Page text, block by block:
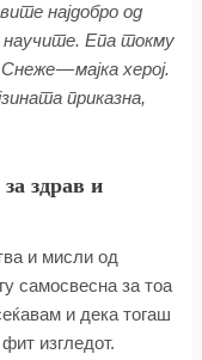
најдобро од
научите. Епа токму
— мајка херој.
приказна,
здрав и
и мисли од
самосвесна за тоа
и дека тогаш
изгледот.